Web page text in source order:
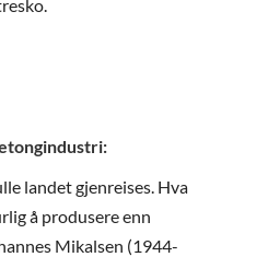
landet gjenreises. Hva
å produsere enn
Mikalsen (1944-